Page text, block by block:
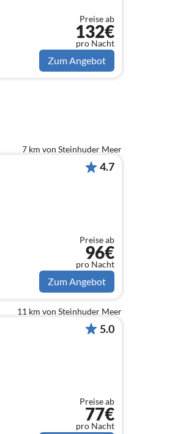
Preise ab
132€
pro Nacht
Zum Angebot
7 km von Steinhuder Meer
4.7
Preise ab
96€
pro Nacht
Zum Angebot
11 km von Steinhuder Meer
5.0
Preise ab
77€
pro Nacht